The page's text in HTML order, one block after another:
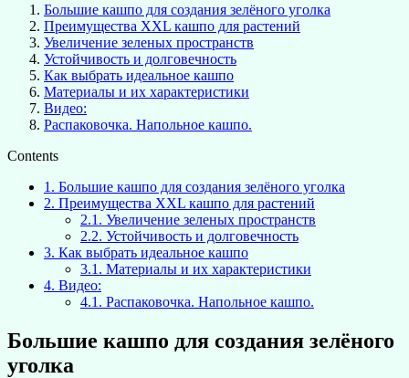
Большие кашпо для создания зелёного уголка
Преимущества XXL кашпо для растений
Увеличение зеленых пространств
Устойчивость и долговечность
Как выбрать идеальное кашпо
Материалы и их характеристики
Видео:
Распаковочка. Напольное кашпо.
Contents
1. Большие кашпо для создания зелёного уголка
2. Преимущества XXL кашпо для растений
2.1. Увеличение зеленых пространств
2.2. Устойчивость и долговечность
3. Как выбрать идеальное кашпо
3.1. Материалы и их характеристики
4. Видео:
4.1. Распаковочка. Напольное кашпо.
Большие кашпо для создания зелёного
уголка